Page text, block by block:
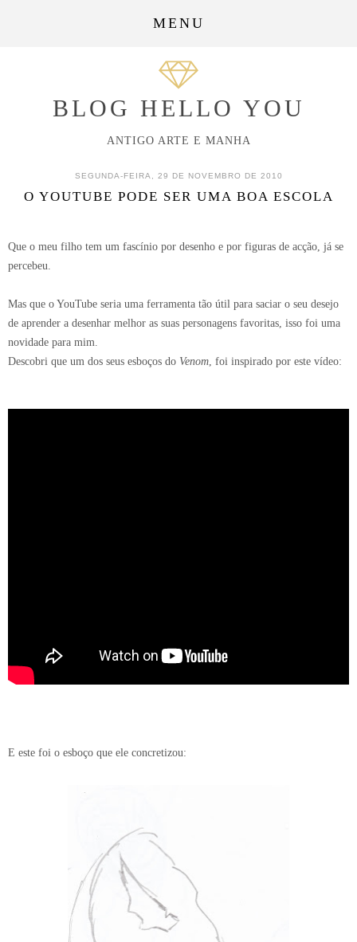
MENU
BLOG HELLO YOU
ANTIGO ARTE E MANHA
SEGUNDA-FEIRA, 29 DE NOVEMBRO DE 2010
O YOUTUBE PODE SER UMA BOA ESCOLA
Que o meu filho tem um fascínio por desenho e por figuras de acção, já se
percebeu.
Mas que o YouTube seria uma ferramenta tão útil para saciar o seu desejo
de aprender a desenhar melhor as suas personagens favoritas, isso foi uma
novidade para mim.
Descobri que um dos seus esboços do Venom , foi inspirado por este vídeo:
E este foi o esboço que ele concretizou: